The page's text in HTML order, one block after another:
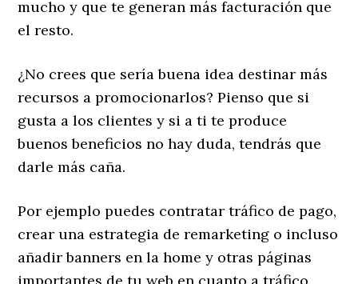
mucho y que te generan más facturación que
el resto.
¿No crees que sería buena idea destinar más
recursos a promocionarlos? Pienso que si
gusta a los clientes y si a ti te produce
buenos beneficios no hay duda, tendrás que
darle más caña.
Por ejemplo puedes contratar tráfico de pago,
crear una estrategia de remarketing o incluso
añadir banners en la home y otras páginas